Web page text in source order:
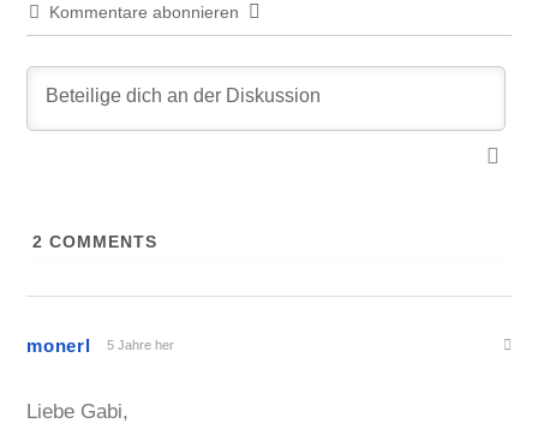
Kommentare abonnieren
2 COMMENTS
monerl 5 Jahre her
Liebe Gabi,